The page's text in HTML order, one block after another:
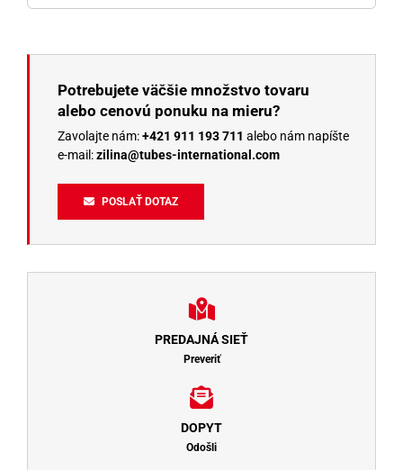
Potrebujete väčšie množstvo tovaru
alebo cenovú ponuku na mieru?
Zavolajte nám:+421 911 193 711 alebo nám napíšte
e-mail:zilina@tubes-international.com
POSLAŤ DOTAZ
PREDAJNÁ SIEŤ
Preveriť
DOPYT
Odošli